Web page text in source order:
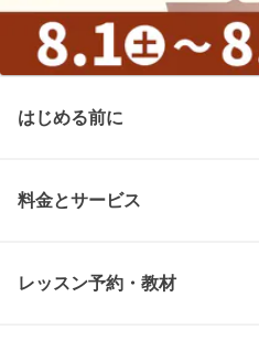
はじめる前に
料金とサービス
レッスン予約・教材